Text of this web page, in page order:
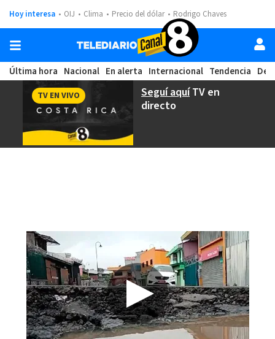
Hoy interesa OIJ Clima Precio del dólar Rodrigo Chaves
Última hora Nacional En alerta Internacional Tendencia
Seguí aquíTV en
directo
TV EN VIVO